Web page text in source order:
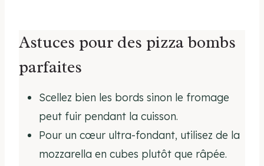
Astuces pour des pizza bombs
parfaites
Scellez bien les bords sinon le fromage
peut fuir pendant la cuisson.
Pour un cœur ultra-fondant, utilisez de la
mozzarella en cubes plutôt que râpée.